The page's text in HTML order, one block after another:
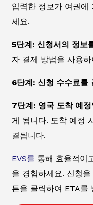
입력한 정보가 여권에
세요.
5단계: 신청서의 정보
자 결제 방법을 사용
6단계: 신청 수수료를
7단계: 영국 도착 예
게 됩니다. 도착 예정
결됩니다.
EVS를 통해 효율적이
을 경험하세요. 신청
튼을 클릭하여 ETA를